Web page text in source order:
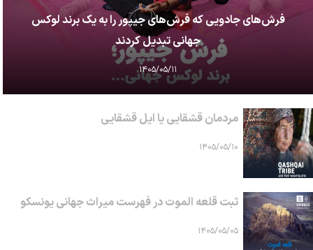
فرش‌های جادویی که فرش‌های جیپور را به یک برند لوکس
جهانی تبدیل کردند
۱۴۰۵/۰۵/۱۱
مردمان قشقایی یا ایل قشقایی
۱۴۰۵/۰۵/۱۰
ثبت قلعه الموت در فهرست میراث جهانی یونسکو
۱۴۰۵/۰۵/۰۵